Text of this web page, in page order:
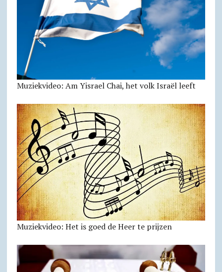
Muziekvideo: Am Yisrael Chai, het volk Israël leeft
Muziekvideo: Het is goed de Heer te prijzen